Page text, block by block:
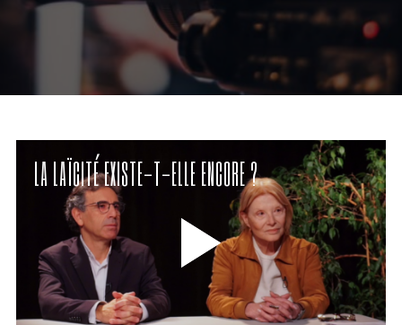
LA LAÏCITÉ EXISTE-T-ELLE ENCORE ?